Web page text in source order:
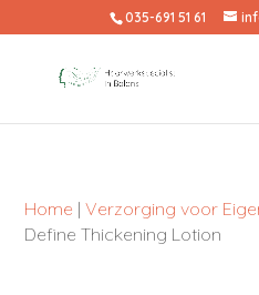
035-691 51 61
Home |Verzorging voor
Define Thickening Lotion